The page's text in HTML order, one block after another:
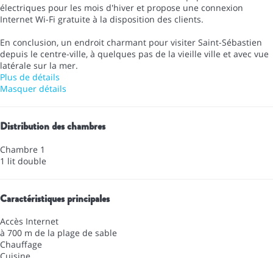
électriques pour les mois d'hiver et propose une connexion
Internet Wi-Fi gratuite à la disposition des clients.
En conclusion, un endroit charmant pour visiter Saint-Sébastien
depuis le centre-ville, à quelques pas de la vieille ville et avec vue
latérale sur la mer.
Plus de détails
Masquer détails
Distribution des chambres
Chambre 1
1 lit double
Caractéristiques principales
Accès Internet
à 700 m de la plage de sable
Chauffage